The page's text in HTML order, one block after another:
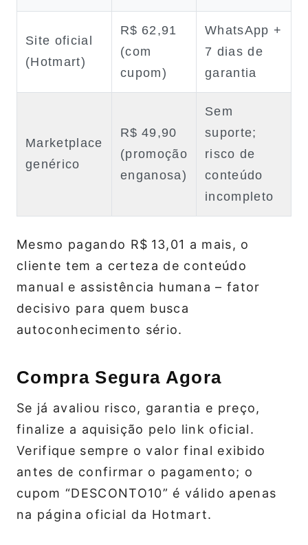
Site oficial
(Hotmart)
R$ 62,91
(com
cupom)
WhatsApp +
7 dias de
garantia
Marketplace
genérico
R$ 49,90
(promoção
enganosa)
Sem
suporte;
risco de
conteúdo
incompleto
Mesmo pagando R$ 13,01 a mais, o
cliente tem a certeza de conteúdo
manual e assistência humana – fator
decisivo para quem busca
autoconhecimento sério.
Compra Segura Agora
Se já avaliou risco, garantia e preço,
finalize a aquisição pelo link oficial.
Verifique sempre o valor final exibido
antes de confirmar o pagamento; o
cupom “DESCONTO10” é válido apenas
na página oficial da Hotmart.